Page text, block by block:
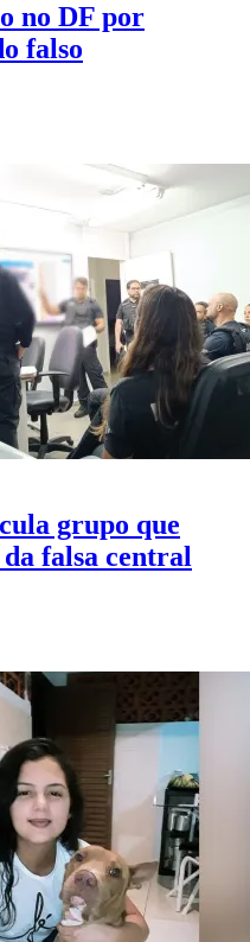
no DF por
falso
grupo que
falsa central